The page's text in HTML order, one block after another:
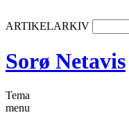
ARTIKELARKIV
Sorø Netavis
Tema
menu